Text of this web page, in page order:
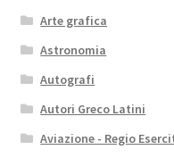
Arte grafica
Astronomia
Autografi
Autori Greco Latini
Aviazione - Regio